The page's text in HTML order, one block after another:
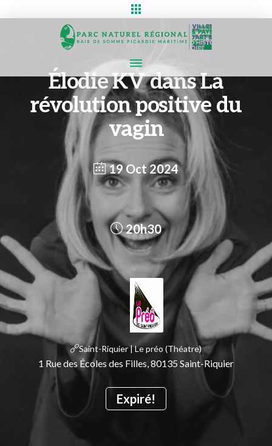
Élodie KV dans La
révolution positive du
vagin
19 Oct 2024
Expiré!
20h30
Saint-Riquier | Le préo (Théatre)
1 Rue des Écoles des Filles, 80135 Saint-Riquier